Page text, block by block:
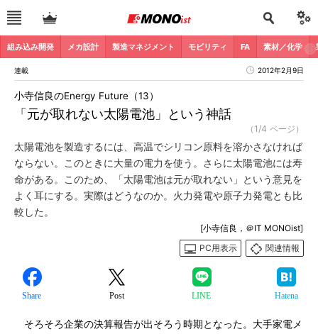
組み込み開発 メカ設計 製造マネジメント モビリティ FA 素材／化学
連載 2012年2月9日
「元が取れない太陽電池」という神話
小寺信良のEnergy Future（13）
（1/4 ページ）
太陽電池を製造するには、高温でシリコン原料を溶かさなければ
ならない。このときに大量の電力を使う。さらに太陽電池には寿
命がある。このため、「太陽電池は元が取れない」という意見を
よく耳にする。実際はどうなのか。火力発電や原子力発電とも比
較した。
[小寺信良，＠IT MONOist]
PC用表示
関連情報
Share Post LINE Hatena
そろそろ企業の決算報告が出そろう時期となった。大手家電メ